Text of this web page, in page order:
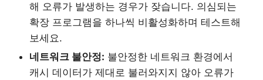
해 오류가 발생하는 경우가 잦습니다. 의심되는
확장 프로그램을 하나씩 비활성화하며 테스트해
보세요.
네트워크 불안정: 불안정한 네트워크 환경에서
캐시 데이터가 제대로 불러와지지 않아 오류가